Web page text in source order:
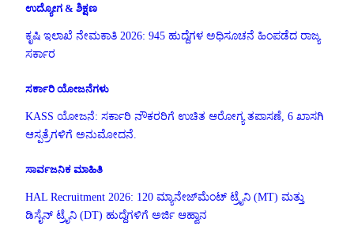
ಉದ್ಯೋಗ & ಶಿಕ್ಷಣ
ಕೃಷಿ ಇಲಾಖೆ ನೇಮಕಾತಿ 2026: 945 ಹುದ್ದೆಗಳ ಅಧಿಸೂಚನೆ ಹಿಂಪಡೆದ ರಾಜ್ಯ
ಸರ್ಕಾರ
ಸರ್ಕಾರಿ ಯೋಜನೆಗಳು
KASS ಯೋಜನೆ: ಸರ್ಕಾರಿ ನೌಕರರಿಗೆ ಉಚಿತ ಆರೋಗ್ಯ ತಪಾಸಣೆ, 6 ಖಾಸಗಿ
ಆಸ್ಪತ್ರೆಗಳಿಗೆ ಅನುಮೋದನೆ.
ಸಾರ್ವಜನಿಕ ಮಾಹಿತಿ
HAL Recruitment 2026: 120 ಮ್ಯಾನೇಜ್‌ಮೆಂಟ್ ಟ್ರೈನಿ (MT) ಮತ್ತು
ಡಿಸೈನ್ ಟ್ರೈನಿ (DT) ಹುದ್ದೆಗಳಿಗೆ ಅರ್ಜಿ ಆಹ್ವಾನ